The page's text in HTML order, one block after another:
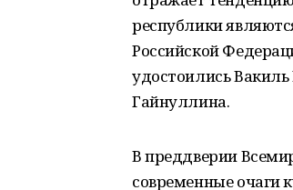
республики
Российской
удостоились
Гайнуллина.
В преддверии
современные очаги